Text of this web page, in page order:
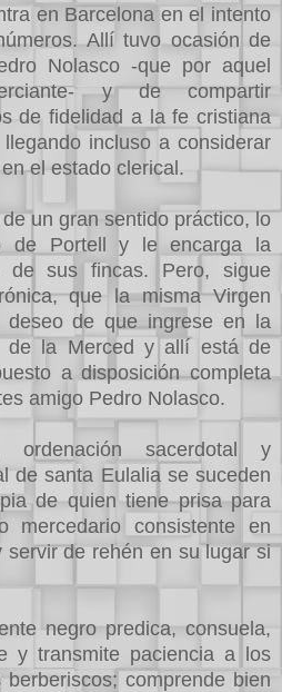
en Barcelona en el intento
Allí tuvo ocasión de
Nolasco -que por aquel
y de compartir
de fidelidad a la fe cristiana
incluso a considerar
el estado clerical.
un gran sentido práctico, lo
de Portell y le encarga la
de sus fincas. Pero, sigue
que la misma Virgen
de que ingrese en la
de la Merced y allí está de
a disposición completa
amigo Pedro Nolasco.
ordenación sacerdotal y
de santa Eulalia se suceden
de quien tiene prisa para
mercedario consistente en
servir de rehén en su lugar si
negro predica, consuela,
y transmite paciencia a los
comprende bien